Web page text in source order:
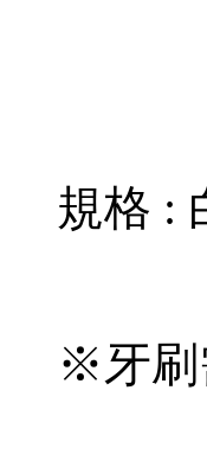
規格 :
※牙刷